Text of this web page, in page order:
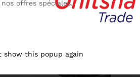
- %
offres spéciales.
show this popup again